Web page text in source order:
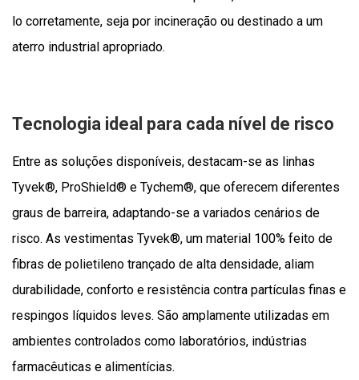
lo corretamente, seja por incineração ou destinado a um
aterro industrial apropriado.
Tecnologia ideal para cada nível de risco
Entre as soluções disponíveis, destacam-se as linhas
Tyvek®, ProShield® e Tychem®, que oferecem diferentes
graus de barreira, adaptando-se a variados cenários de
risco. As vestimentas Tyvek®, um material 100% feito de
fibras de polietileno trançado de alta densidade, aliam
durabilidade, conforto e resistência contra partículas finas e
respingos líquidos leves. São amplamente utilizadas em
ambientes controlados como laboratórios, indústrias
farmacêuticas e alimentícias.